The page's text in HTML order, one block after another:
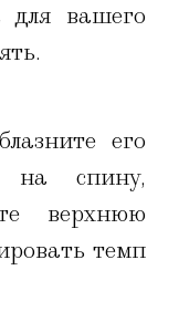
для вашего
его
на спину,
верхнюю
темп